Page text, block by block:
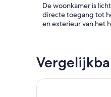
De woonkamer is
directe toegang tot
en exterieur van het
Op de begane grond
praktische en
Luxe 4 slaapkamer